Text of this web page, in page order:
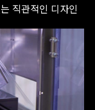
직관적인 디자인